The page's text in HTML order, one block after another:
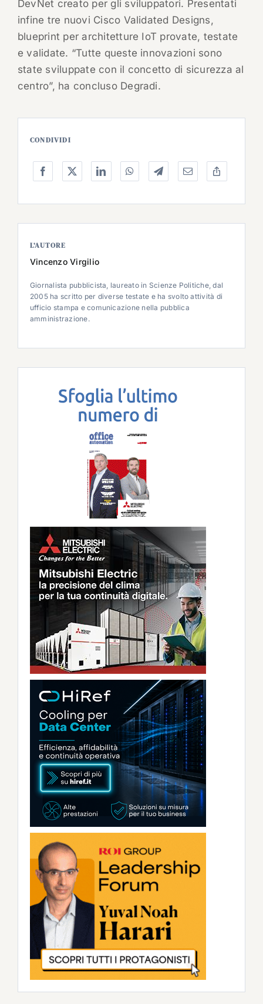
DevNet creato per gli sviluppatori. Presentati
infine tre nuovi Cisco Validated Designs,
blueprint per architetture IoT provate, testate
e validate. “Tutte queste innovazioni sono
state sviluppate con il concetto di sicurezza al
centro”, ha concluso Degradi.
CONDIVIDI
L’AUTORE
Vincenzo Virgilio
Giornalista pubblicista, laureato in Scienze Politiche, dal
2005 ha scritto per diverse testate e ha svolto attività di
ufficio stampa e comunicazione nella pubblica
amministrazione.